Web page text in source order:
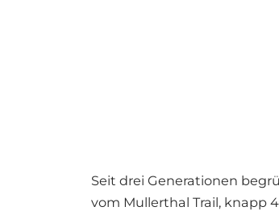
Seit drei Generationen
vom Mullerthal Trail, knapp